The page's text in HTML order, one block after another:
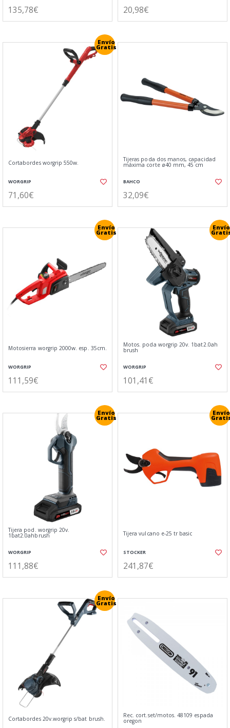
135,78€ 20,98€
Envío
Gratis
Cortabordes worgrip 550w.
WORGRIP
71,60€
Tijeras poda dos manos, capacidad
máxima corte ø40 mm, 45 cm
BAHCO
32,09€
Envío
Gratis
Motosierra worgrip 2000w. esp. 35cm.
WORGRIP
111,59€
Envío
Motos. poda worgrip 20v. 1bat2.0ah
brush
WORGRIP
101,41€
Envío
Gratis
Tijera pod. worgrip 20v.
1bat2.0ahbrush
WORGRIP
111,88€
Envío
Tijera vulcano e-25 tr basic
STOCKER
241,87€
Envío
Gratis
Cortabordes 20v.worgrip s/bat brush. Rec. cort.set/motos. 48109 espada
oregon